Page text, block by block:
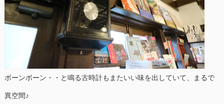
ボーンボーン・・と鳴る古時計もまたいい味を出していて、まるで
異空間♪